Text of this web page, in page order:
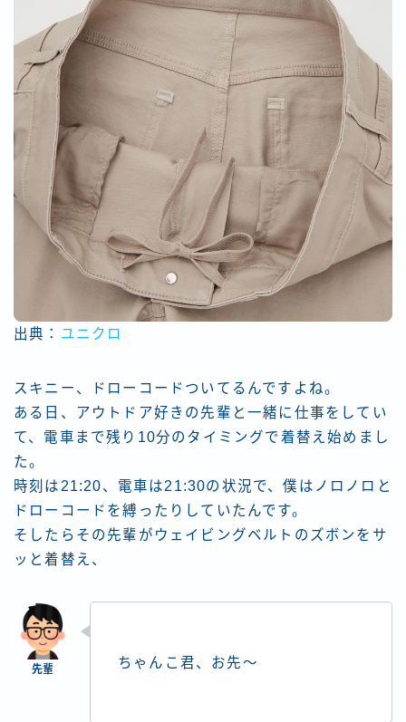
出典： ユニクロ
スキニー、ドローコードついてるんですよね。
ある日、アウトドア好きの先輩と一緒に仕事をしてい
て、電車まで残り10分のタイミングで着替え始めまし
た。
時刻は21:20、電車は21:30の状況で、僕はノロノロと
ドローコードを縛ったりしていたんです。
そしたらその先輩がウェイビングベルトのズボンをサ
ッと着替え、
ちゃんこ君、お先～